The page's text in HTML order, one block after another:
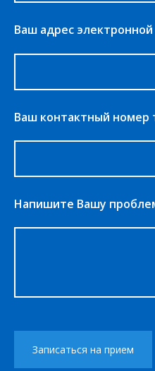
Ваш адрес
Ваш контактный номер
Напишите Вашу